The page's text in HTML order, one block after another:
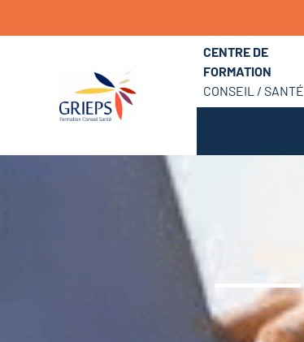
CENTRE DE
FORMATION
CONSEIL / SANTÉ